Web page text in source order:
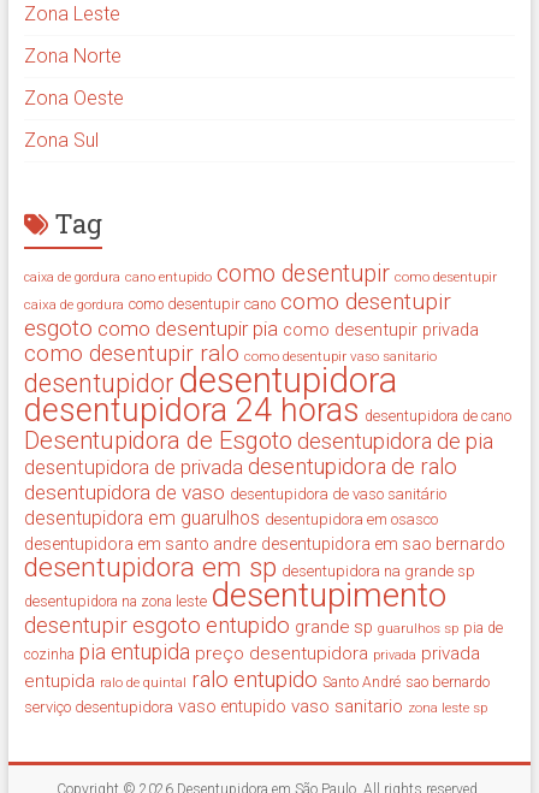
Zona Leste
Zona Norte
Zona Oeste
Zona Sul
Tag
caixa de gordura cano entupido como desentupir como desentupir
caixa de gordura como desentupir cano como desentupir
esgoto como desentupir pia como desentupir privada
como desentupir ralo como desentupir vaso sanitario
desentupidor desentupidora
desentupidora 24 horas desentupidora de cano
Desentupidora de Esgoto desentupidora de pia
desentupidora de privada desentupidora de ralo
desentupidora de vaso desentupidora de vaso sanitário
desentupidora em guarulhos desentupidora em osasco
desentupidora em santo andre desentupidora em sao bernardo
desentupidora em sp desentupidora na grande sp
desentupidora na zona leste desentupimento
desentupir esgoto entupido grande sp guarulhos sp pia de
cozinha pia entupida preço desentupidora privada privada
entupida ralo de quintal ralo entupido Santo André sao bernardo
serviço desentupidora vaso entupido vaso sanitario zona leste sp
Copyright © 2026 Desentupidora em São Paulo . All rights reserved.